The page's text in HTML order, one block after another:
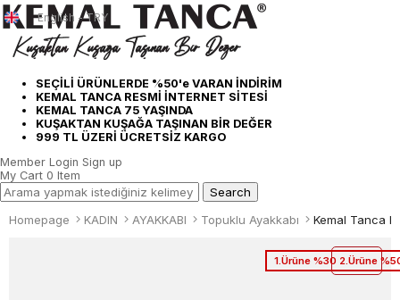
SEÇİLİ ÜRÜNLERDE %50'e VARAN İNDİRİM
KEMAL TANCA RESMİ İNTERNET SİTESİ
KEMAL TANCA 75 YAŞINDA
KUŞAKTAN KUŞAĞA TAŞINAN BİR DEĞER
999 TL ÜZERİ ÜCRETSİZ KARGO
English - TRY
Member Login Sign up
My Cart 0 Item
Homepage KADIN AYAKKABI Topuklu Ayakkabı Kemal Tanca
1.Ürüne %30 2.Ürüne